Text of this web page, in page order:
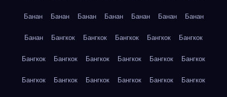
Банан Банан Банан Банан Банан Банан Банан
Банан Бангкок Бангкок Бангкок Бангкок Бангкок
Бангкок Бангкок Бангкок Бангкок Бангкок Бангкок
Бангкок Бангкок Бангкок Бангкок Бангкок Бангкок